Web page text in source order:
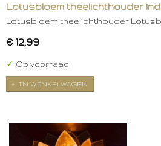
Lotusbloem theelichthouder
Lotusbloem theelichthouder
€ 12,99
✓ Op voorraad
IN WINKELWAGEN